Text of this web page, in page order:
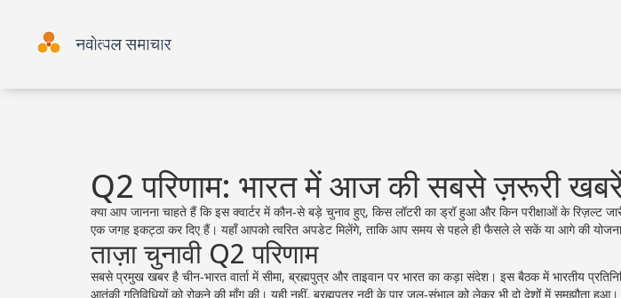
Q2 परिणाम: भारत में आज की सबसे ज़रूरी
क्या आप जानना चाहते हैं कि इस क्वार्टर में कौन‑से बड़े चुनाव हुए, किस लॉटरी का ड्रॉ हुआ और किन परीक्षाओं के रिज़ल्ट
एक जगह इकट्ठा कर दिए हैं। यहाँ आपको त्वरित अपडेट मिलेंगे, ताकि आप समय से पहले ही फैसले ले सकें या आगे की
ताज़ा चुनावी Q2 परिणाम
सबसे प्रमुख खबर है चीन‑भारत वार्ता में सीमा, ब्रह्मपुत्र और ताइवान पर भारत का कड़ा संदेश। इस बैठक में भारतीय
आतंकी गतिविधियों को रोकने की माँग की। यही नहीं, ब्रह्मपुत्र नदी के पार जल‑संभाल को लेकर भी दो देशों में समझौता